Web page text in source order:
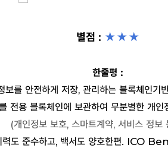
별점 : ★★★
한줄평 :
보를 안전하게 저장, 관리하는 블록체인기
전용 블록체인에 보관하여 무분별한 개인
(개인정보 보호, 스마트계약, 서비스 정보
력도 준수하고, 백서도 양호한편. ICO